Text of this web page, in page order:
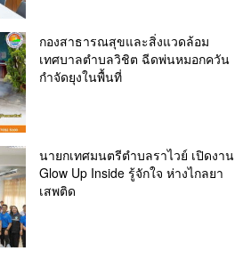
กองสาธารณสุขและสิ่งแวดล้อม
เทศบาลตำบลวิชิต ฉีดพ่นหมอกควัน
กำจัดยุงในพื้นที่
นายกเทศมนตรีตำบลราไวย์ เปิดงาน
Glow Up Inside รู้จักใจ ห่างไกลยา
เสพติด